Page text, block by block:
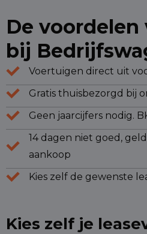
De voordelen
bij
Voertuigen direct uit
Gratis thuisbezorgd bij
Geen jaarcijfers nodig.
14 dagen niet goed,
aankoop
Kies zelf de gewenste
Kies zelf je